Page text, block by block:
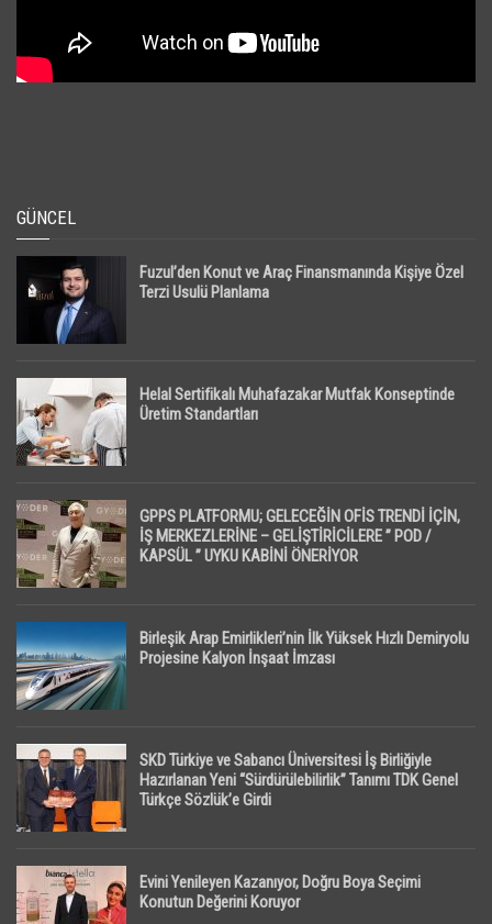
GÜNCEL
Fuzul’den Konut ve Araç Finansmanında Kişiye Özel
Terzi Usulü Planlama
Helal Sertifikalı Muhafazakar Mutfak Konseptinde
Üretim Standartları
GPPS PLATFORMU; GELECEĞİN OFİS TRENDİ İÇİN,
İŞ MERKEZLERİNE – GELİŞTİRİCİLERE ” POD /
KAPSÜL ” UYKU KABİNİ ÖNERİYOR
Birleşik Arap Emirlikleri’nin İlk Yüksek Hızlı Demiryolu
Projesine Kalyon İnşaat İmzası
SKD Türkiye ve Sabancı Üniversitesi İş Birliğiyle
Hazırlanan Yeni “Sürdürülebilirlik” Tanımı TDK Genel
Türkçe Sözlük’e Girdi
Evini Yenileyen Kazanıyor, Doğru Boya Seçimi
Konutun Değerini Koruyor